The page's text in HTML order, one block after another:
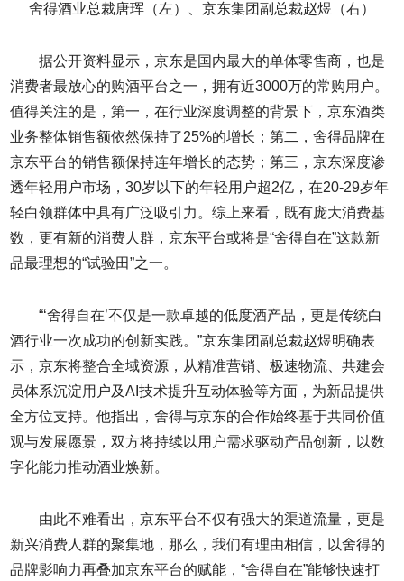
舍得酒业总裁唐珲（左）、京东集团副总裁赵煜（右）
据公开资料显示，京东是国内最大的单体零售商，也是
消费者最放心的购酒平台之一，拥有近3000万的常购用户。
值得关注的是，第一，在行业深度调整的背景下，京东酒类
业务整体销售额依然保持了25%的增长；第二，舍得品牌在
京东平台的销售额保持连年增长的态势；第三，京东深度渗
透年轻用户市场，30岁以下的年轻用户超2亿，在20-29岁年
轻白领群体中具有广泛吸引力。综上来看，既有庞大消费基
数，更有新的消费人群，京东平台或将是“舍得自在”这款新
品最理想的“试验田”之一。
“‘舍得自在’不仅是一款卓越的低度酒产品，更是传统白
酒行业一次成功的创新实践。”京东集团副总裁赵煜明确表
示，京东将整合全域资源，从精准营销、极速物流、共建会
员体系沉淀用户及AI技术提升互动体验等方面，为新品提供
全方位支持。他指出，舍得与京东的合作始终基于共同价值
观与发展愿景，双方将持续以用户需求驱动产品创新，以数
字化能力推动酒业焕新。
由此不难看出，京东平台不仅有强大的渠道流量，更是
新兴消费人群的聚集地，那么，我们有理由相信，以舍得的
品牌影响力再叠加京东平台的赋能，“舍得自在”能够快速打